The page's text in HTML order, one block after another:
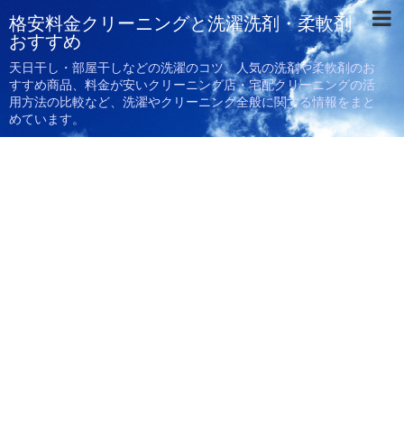
格安料金クリーニングと洗濯洗剤・柔軟剤
おすすめ
天日干し・部屋干しなどの洗濯のコツ、人気の洗剤や柔軟剤のお
すすめ商品、料金が安いクリーニング店・宅配クリーニングの活
用方法の比較など、洗濯やクリーニング全般に関する情報をまと
めています。